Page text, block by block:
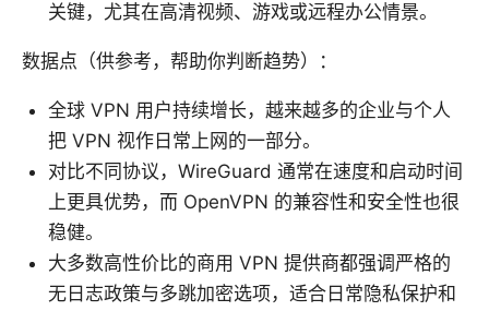
关键，尤其在高清视频、游戏或远程办公情景。
数据点（供参考，帮助你判断趋势）：
全球 VPN 用户持续增长，越来越多的企业与个人
把 VPN 视作日常上网的一部分。
对比不同协议，WireGuard 通常在速度和启动时间
上更具优势，而 OpenVPN 的兼容性和安全性也很
稳健。
大多数高性价比的商用 VPN 提供商都强调严格的
无日志政策与多跳加密选项，适合日常隐私保护和